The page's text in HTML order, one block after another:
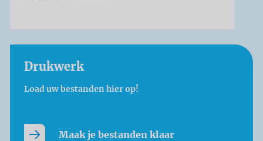
Drukwerk
Load uw bestanden hier op!
Maak je bestanden klaar